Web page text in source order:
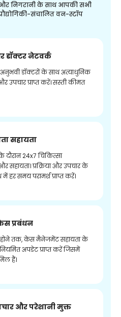
निगरानी के साथ आपकी सभी
संचालित वन-स्टॉप
डॉक्टर नेटवर्क
डॉक्टरों के साथ अत्याधुनिक
उपचार प्राप्त करें। सस्ती कीमत
सहायता
दौरान 24x7 चिकित्सा
सहायता। प्रक्रिया और उपचार के
समय परामर्श प्राप्त करें।
प्रबंधन
होने तक, केस मैनेजमेंट सहायता के
नियमित अपडेट प्राप्त करें जिसमें
हैं।
और परेशानी मुक्त